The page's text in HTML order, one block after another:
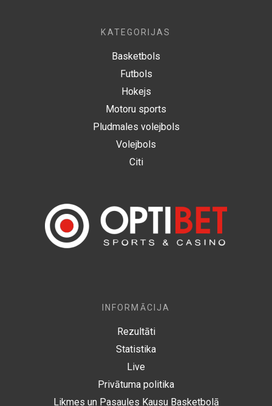
KATEGORIJAS
Basketbols
Futbols
Hokejs
Motoru sports
Pludmales volejbols
Volejbols
Citi
INFORMĀCIJA
Rezultāti
Statistika
Live
Privātuma politika
Likmes un Pasaules Kausu Basketbolā